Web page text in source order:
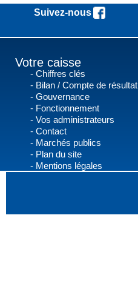
Suivez-nous !
Votre caisse
Chiffres clés
Bilan / Compte de résultat
Gouvernance
Fonctionnement
Vos administrateurs
Contact
Marchés publics
Plan du site
Mentions légales